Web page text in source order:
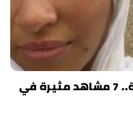
بدأت بخربوش وانتهت في النيابة.. 7 مشاهد مثيرة في